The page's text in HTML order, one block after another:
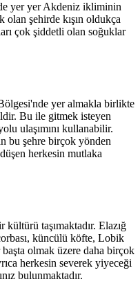
yer yer Akdeniz ikliminin
olan şehirde kışın oldukça
çok şiddetli olan soğuklar
yer almakla birlikte
Bu ile gitmek isteyen
ulaşımını kullanabilir.
bu şehre birçok yönden
herkesin mutlaka
taşımaktadır. Elazığ
küncülü köfte, Lobik
olmak üzere daha birçok
herkesin severek yiyeceği
bulunmaktadır.